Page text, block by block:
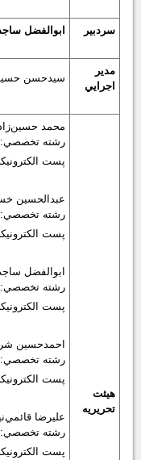
سردبير ابوالفضل
مدير
اجرايي
سيدحسن
هيئت
تحريريه
محمد
رشته تخصصي:
پست
عبدالحسين
رشته تخصصي:
پست
ابوالفضل
رشته تخصصي:
پست
احمدحسين
رشته تخصصي:
پست
عليرضا
رشته تخصصي:
پست